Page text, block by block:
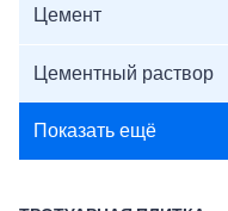
Цемент
Цементный раствор
Показать ещё